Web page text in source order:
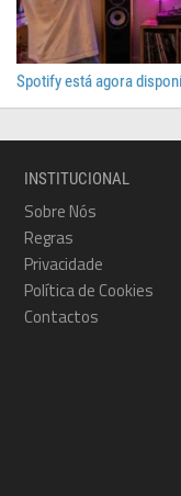
Spotify está agora
INSTITUCIONAL
Sobre Nós
Regras
Privacidade
Política de Cookies
Contactos